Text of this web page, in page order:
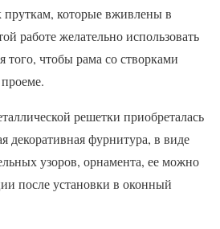
пруткам, которые вживлены в
работе желательно использовать
чтобы рама со створками
решетки приобреталась
декоративная фурнитура, в виде
узоров, орнамента, ее можно
после установки в оконный